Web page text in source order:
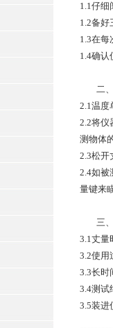
1.1仔细
1.2备好
1.3在每
1.4确认
二、
2.1温度
2.2将仪
测物体
2.3松开
2.4如被
量键来
三、
3.1丈量
3.2使用
3.3长时
3.4测试
3.5装进